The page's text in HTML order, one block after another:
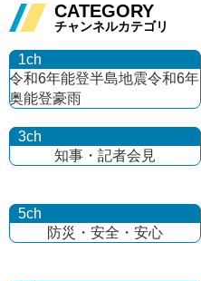
CATEGORY
チャンネルカテゴリ
1ch
令和6年能登半島地震令和6年
奥能登豪雨
3ch
知事・記者会見
5ch
防災・安全・安心